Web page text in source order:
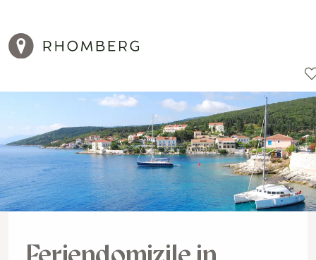
Reiseziele Reisearten Aktionen